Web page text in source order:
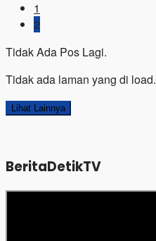
1
2
Tidak Ada Pos Lagi.
Tidak ada laman yang di load.
Lihat Lainnya
BeritaDetikTV